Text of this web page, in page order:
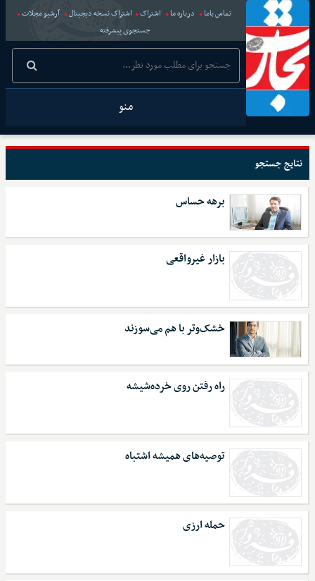
تماس باما درباره ما اشتراک اشتراک نسخه دیجیتال
آرشیو مجلات
جستجوی پیشرفته
منو
نتایج جستجو
برهه حساس
بازار غیرواقعی
خشک‌وتر با هم می‌سوزند
راه رفتن روی خرده‌شیشه
توصیه‌های همیشه اشتباه
حمله ارزی